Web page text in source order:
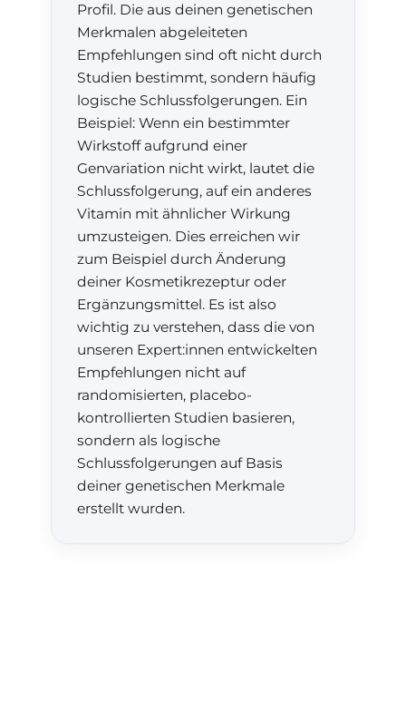
Profil. Die aus deinen genetischen
Merkmalen abgeleiteten
Empfehlungen sind oft nicht durch
Studien bestimmt, sondern häufig
logische Schlussfolgerungen. Ein
Beispiel: Wenn ein bestimmter
Wirkstoff aufgrund einer
Genvariation nicht wirkt, lautet die
Schlussfolgerung, auf ein anderes
Vitamin mit ähnlicher Wirkung
umzusteigen. Dies erreichen wir
zum Beispiel durch Änderung
deiner Kosmetikrezeptur oder
Ergänzungsmittel. Es ist also
wichtig zu verstehen, dass die von
unseren Expert:innen entwickelten
Empfehlungen nicht auf
randomisierten, placebo-
kontrollierten Studien basieren,
sondern als logische
Schlussfolgerungen auf Basis
deiner genetischen Merkmale
erstellt wurden.